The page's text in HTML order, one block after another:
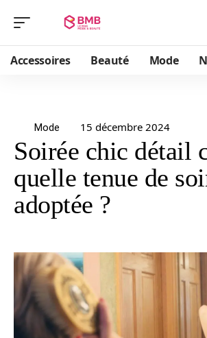
Accessoires Beauté Mode
Mode 15 décembre 2024
Soirée chic détail
quelle tenue de
adoptée ?